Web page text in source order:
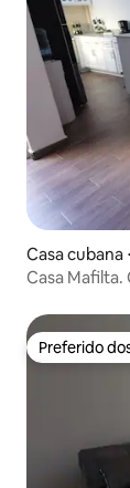
Casa cubana
Casa
Preferido
Preferido